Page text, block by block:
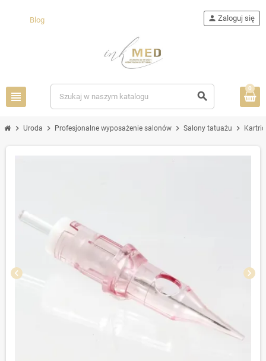
Blog
view_headline search
person Zaloguj się
0
chevron_right Uroda chevron_right Profesjonalne wyposażenie salonów chevron_right Salony tatuażu chevron_right
chevron_left chevron_right